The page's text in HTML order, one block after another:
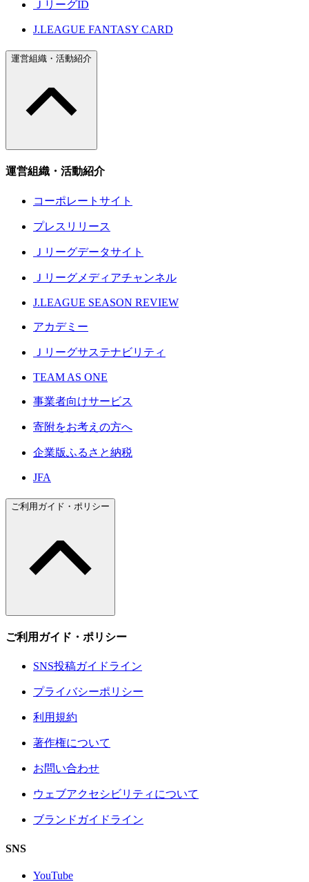
ＪリーグID
J.LEAGUE FANTASY CARD
運営組織・活動紹介
運営組織・活動紹介
コーポレートサイト
プレスリリース
Ｊリーグデータサイト
Ｊリーグメディアチャンネル
J.LEAGUE SEASON REVIEW
アカデミー
Ｊリーグサステナビリティ
TEAM AS ONE
事業者向けサービス
寄附をお考えの方へ
企業版ふるさと納税
JFA
ご利用ガイド・ポリシー
ご利用ガイド・ポリシー
SNS投稿ガイドライン
プライバシーポリシー
利用規約
著作権について
お問い合わせ
ウェブアクセシビリティについて
ブランドガイドライン
SNS
YouTube